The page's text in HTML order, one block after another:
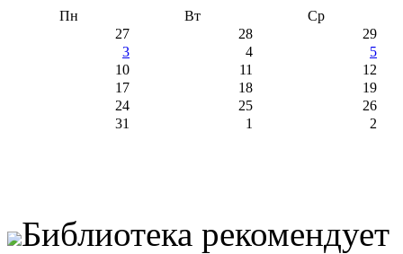
Пн Вт
Ср
27
28
29
3
4
5
10
11
12
17
18
19
24
25
26
31
1 2
Библиотека рекомендует